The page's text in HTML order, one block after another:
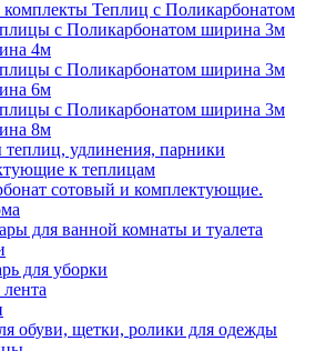
комплекты Теплиц с Поликарбонатом
с Поликарбонатом ширина 3м
4м
с Поликарбонатом ширина 3м
6м
с Поликарбонатом ширина 3м
8м
теплиц, удлинения, парники
к теплицам
сотовый и комплектующие.
для ванной комнаты и туалета
для уборки
обуви, щетки, ролики для одежды